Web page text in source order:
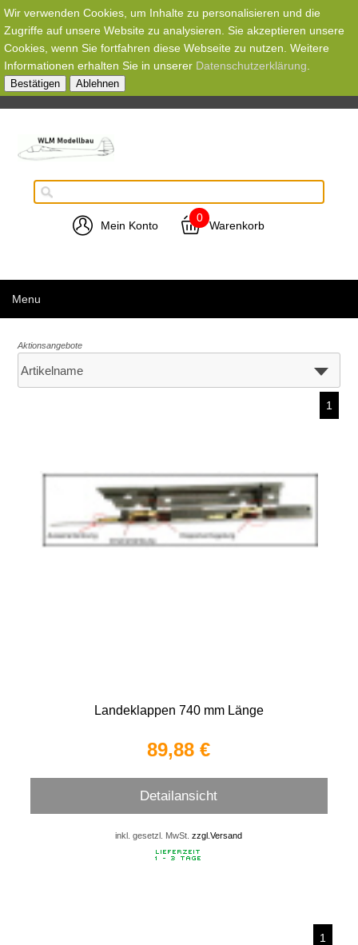
Wir verwenden Cookies, um Inhalte zu personalisieren und die
Zugriffe auf unsere Website zu analysieren. Sie akzeptieren unsere
Cookies, wenn Sie fortfahren diese Webseite zu nutzen. Weitere
Informationen erhalten Sie in unserer Datenschutzerklärung
Bestätigen Ablehnen
Mein Konto
0
Warenkorb
Menu
Aktionsangebote
1
Landeklappen 740 mm Länge
89,88 €
Detailansicht
inkl. gesetzl. MwSt.zzgl.Versand
1